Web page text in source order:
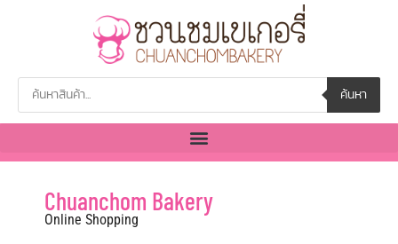
ค้นหา
Chuanchom Bakery
Online Shopping